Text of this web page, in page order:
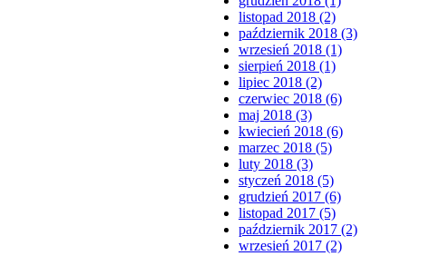
listopad 2018 (2)
październik 2018 (3)
wrzesień 2018 (1)
sierpień 2018 (1)
lipiec 2018 (2)
czerwiec 2018 (6)
maj 2018 (3)
kwiecień 2018 (6)
marzec 2018 (5)
luty 2018 (3)
styczeń 2018 (5)
grudzień 2017 (6)
listopad 2017 (5)
październik 2017 (2)
wrzesień 2017 (2)